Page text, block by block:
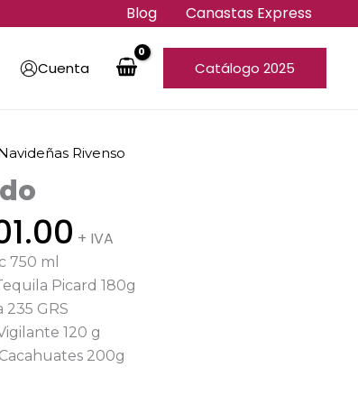
Blog Canastas Express
Cuenta Catálogo 2025
Rivenso
Current
$1,101.00.
+ IVA
750 ml
Picard 180g
235 GRS
120 g
200g